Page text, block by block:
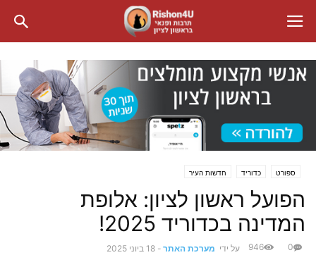
ספורט כדוריד חדשות העיר
הפועל ראשון לציון: אלופת
המדינה בכדוריד 2025!
על ידי מערכת האתר - 18 ביוני 2025 0
946